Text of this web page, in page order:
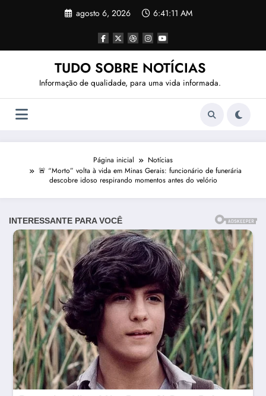
agosto 6, 2026 6:41:12 AM
TUDO SOBRE NOTÍCIAS
Informação de qualidade, para uma vida informada.
Página inicial
Notícias
🚨 “Morto” volta à vida em Minas Gerais: funcionário de funerária
descobre idoso respirando momentos antes do velório